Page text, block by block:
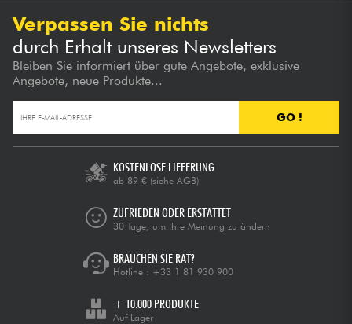
Verpassen Sie nichts
durch Erhalt unseres Newsletters
Bleiben Sie informiert über gute Angebote, exklusive
Angebote, neue Produkte...
GO !
KOSTENLOSE LIEFERUNG
ab 89 € (siehe AGB)
ZUFRIEDEN ODER ERSTATTET
30 Tage, um Ihre Meinung zu ändern
BRAUCHEN SIE RAT?
Hotline : +33 1 81 930 900
+ 10.000 PRODUKTE
Auf Lager